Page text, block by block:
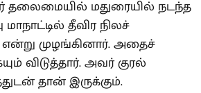
மதுரையில் நடந்த
தீவிர நிலச்
என்று முழங்கினார். அதைச்
விடுத்தார். அவர் குரல்
தான் இருக்கும்.